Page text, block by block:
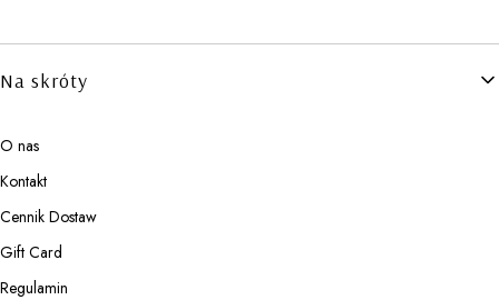
Linki w stopce
Na skróty
O nas
Kontakt
Cennik Dostaw
Gift Card
Regulamin